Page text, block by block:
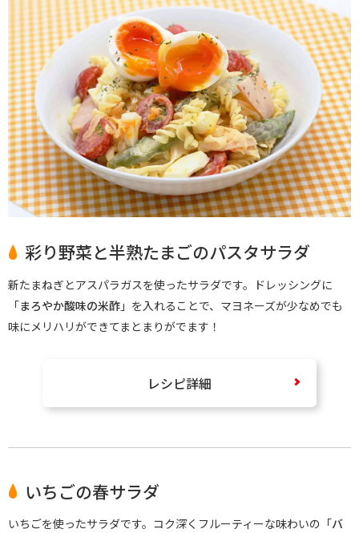
彩り野菜と半熟たまごのパスタサラダ
新たまねぎとアスパラガスを使ったサラダです。ドレッシングに
「まろやか酸味の米酢 」を入れることで、マヨネーズが少なめでも
味にメリハリができてまとまりがでます！
レシピ詳細
いちごの春サラダ
いちごを使ったサラダです。コク深くフルーティーな味わいの「バ